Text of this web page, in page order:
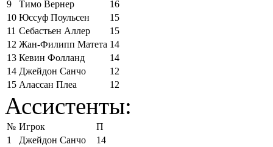
9
Тимо Вернер
16
10 Юссуф Поульсен
15
11 Себастьен Аллер
15
12 Жан-Филипп Матета 14
13 Кевин Фолланд
14
14 Джейдон Санчо
12
15 Алассан Плеа 12
Ассистенты:
№ Игрок
П
1
Джейдон Санчо
14